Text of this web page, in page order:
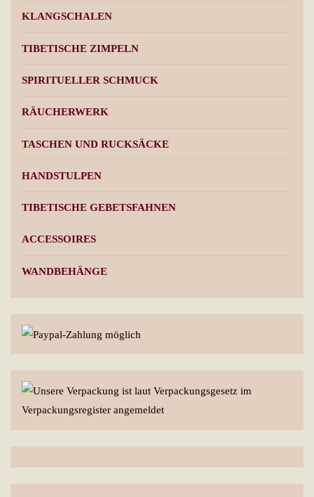
KLANGSCHALEN
TIBETISCHE ZIMPELN
SPIRITUELLER SCHMUCK
RÄUCHERWERK
TASCHEN UND RUCKSÄCKE
HANDSTULPEN
TIBETISCHE GEBETSFAHNEN
ACCESSOIRES
WANDBEHÄNGE